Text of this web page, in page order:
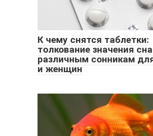
К чему снятся таблетки:
толкование значения
различным сонникам
и женщин